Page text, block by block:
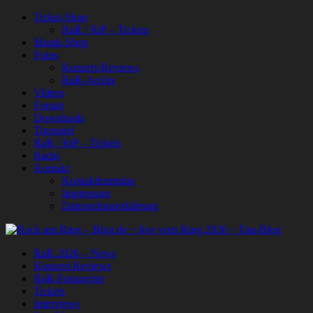
Ticket-Shop
RaR / RiP – Tickets
Musik-Shop
Fotos
Konzert-Reviews
RaR-Archiv
Videos
Forum
Downloads
Tippspiel
RaR / RiP – Tickets
Radio
Kontakt
Kontaktformular
Impressum
Datenschutzerklärung
RaR 2026 – News
Konzert-Reviews
RaR-Fotoarchiv
Tickets
Interviews